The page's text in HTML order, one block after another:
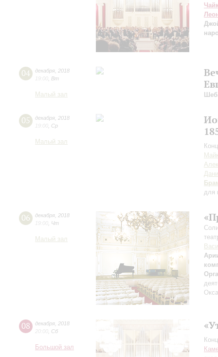
04 декабря 2018
19:00 Вт
Малый зал
05 декабря 2018
19:00 Ср
Малый зал
для
06 декабря 2018
19:00 Чт
Малый зал
08 декабря 2018
20:00 Сб
Большой зал